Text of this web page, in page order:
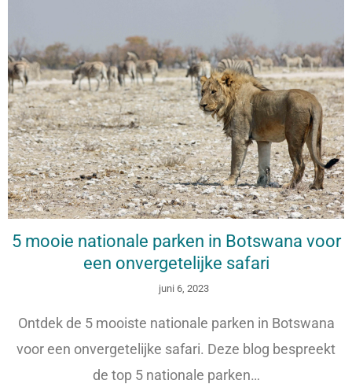
5 mooie nationale parken in Botswana voor
een onvergetelijke safari
juni 6, 2023
Ontdek de 5 mooiste nationale parken in Botswana
voor een onvergetelijke safari. Deze blog bespreekt
de top 5 nationale parken…